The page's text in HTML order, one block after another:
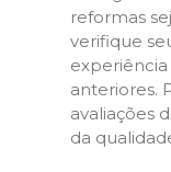
reformas
verifique
anteriores.
avaliações
da